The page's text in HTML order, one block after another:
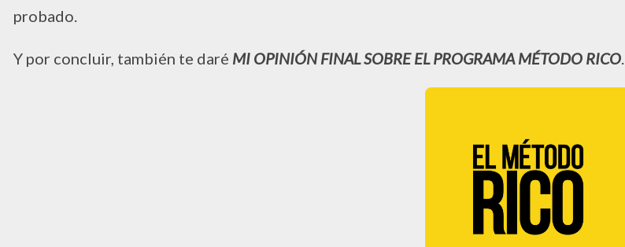
probado.
Y por concluir, también te daré MI OPINIÓN FINAL SOBRE EL PROGRAMA MÉTODO RICO.